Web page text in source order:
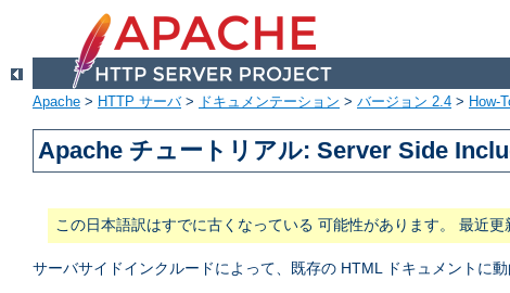
Apache > HTTP サーバ> ドキュメンテーション > バージョン 2.4 > How-
Apache チュートリアル: Server Side
この日本語訳はすでに古くなっている 可能性があります。 最近
サーバサイドインクルードによって、既存の HTML ドキュメントに